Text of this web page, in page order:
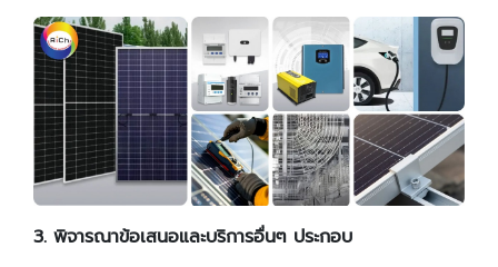
3. พิจารณาข้อเสนอและบริการอื่นๆ ประกอบ